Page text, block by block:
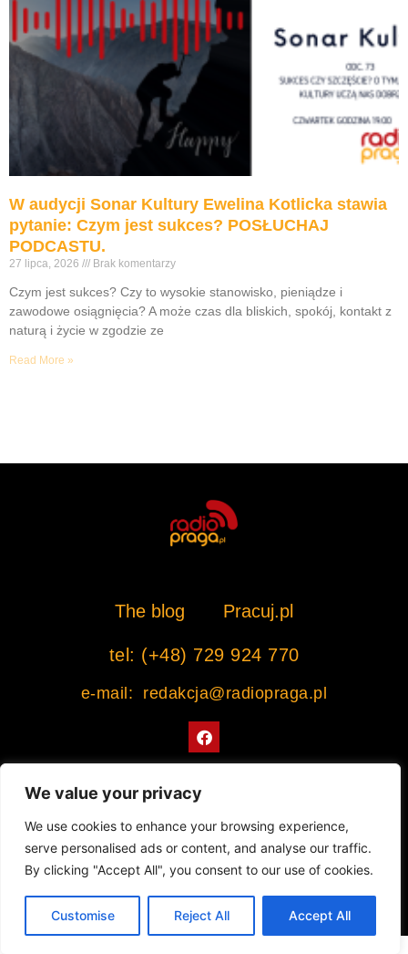
We value your privacy
We use cookies to enhance your browsing experience,
serve personalised ads or content, and analyse our traffic.
By clicking "Accept All", you consent to our use of cookies.
Customise Reject All Accept All
W audycji Sonar Kultury Ewelina Kotlicka stawia
pytanie: Czym jest sukces? POSŁUCHAJ
PODCASTU.
27 lipca, 2026 Brak komentarzy
Czym jest sukces? Czy to wysokie stanowisko, pieniądze i
zawodowe osiągnięcia? A może czas dla bliskich, spokój, kontakt z
naturą i życie w zgodzie ze
Read More »
The blog Pracuj.pl
tel: (+48) 729 924 770
e-mail: redakcja@radiopraga.pl
F
a
c
o
k
Współpracujemy z Muzeum Warszawskiej Pragi
© 2022 All rights Reserved. Radiopraga.pl
Projekt strony internetowej: tomasz-kaminski.pl